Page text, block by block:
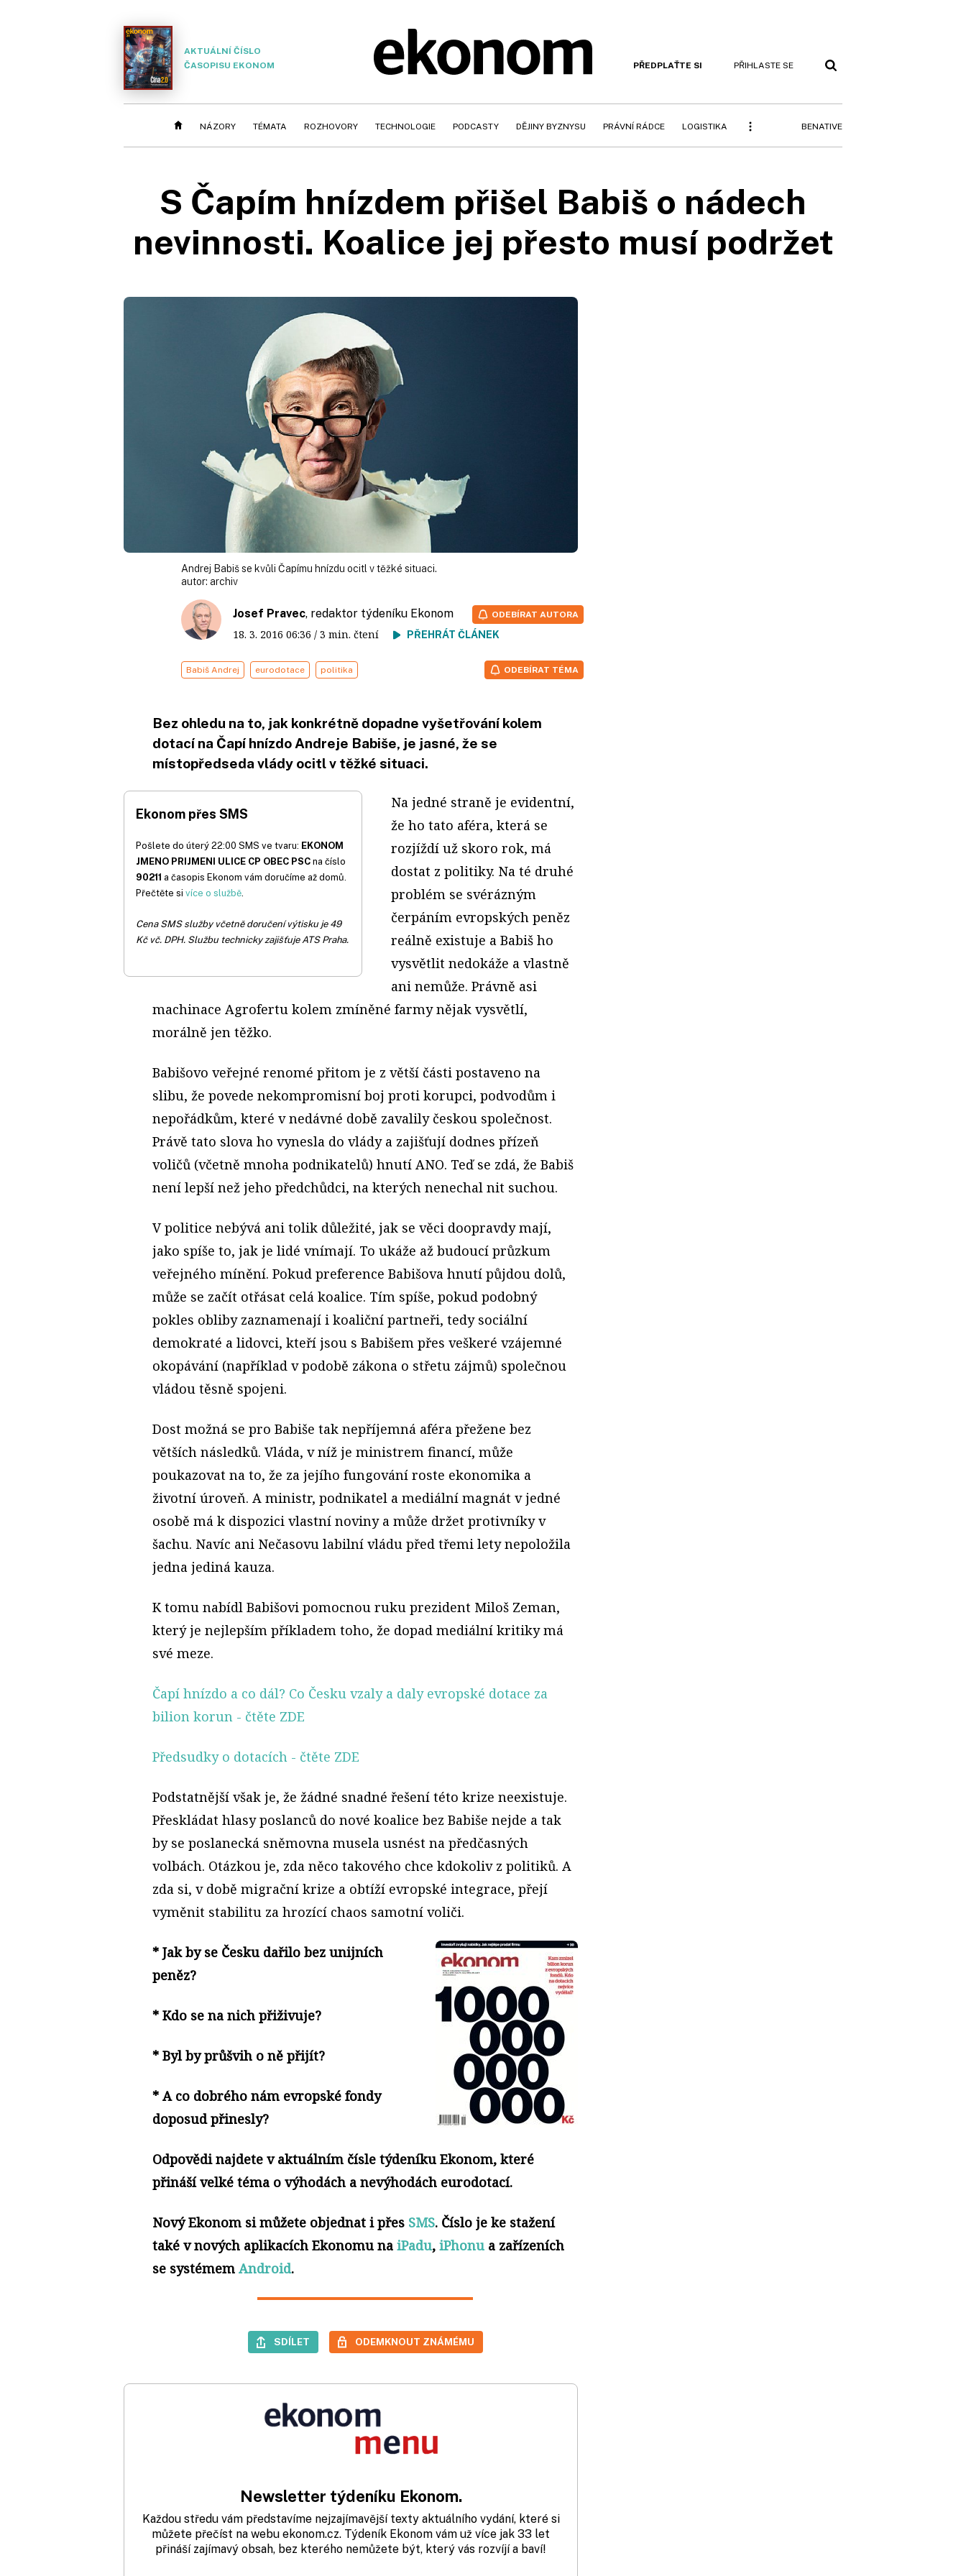
AKTUÁLNÍ ČÍSLO
ČASOPISU EKONOM
PŘEDPLAŤTE SI PŘIHLASTE SE
NÁZORY TÉMATA ROZHOVORY TECHNOLOGIE PODCASTY DĚJINY BYZNYSU PRÁVNÍ RÁDCE LOGISTIKA BENATIVE
S Čapím hnízdem přišel Babiš o nádech
nevinnosti. Koalice jej přesto musí podržet
Andrej Babiš se kvůli Čapímu hnízdu ocitl v těžké situaci.
autor: archiv
Josef Pravec, redaktor týdeníku Ekonom
18. 3. 2016 06:36 / 3 min. čtení PŘEHRÁT ČLÁNEK
ODEBÍRAT AUTORA
Babiš Andrej eurodotace politika ODEBÍRAT TÉMA
Bez ohledu na to, jak konkrétně dopadne vyšetřování kolem
dotací na Čapí hnízdo Andreje Babiše, je jasné, že se
místopředseda vlády ocitl v těžké situaci.
Ekonom přes SMS
Pošlete do úterý 22:00 SMS ve tvaru: EKONOM
JMENO PRIJMENI ULICE CP OBEC PSC na číslo
90211 a časopis Ekonom vám doručíme až domů.
Přečtěte si více o službě
Cena SMS služby včetně doručení výtisku je 49
Kč vč. DPH. Službu technicky zajišťuje ATS Praha.
Na jedné straně je evidentní,
že ho tato aféra, která se
rozjíždí už skoro rok, má
dostat z politiky. Na té druhé
problém se svérázným
čerpáním evropských peněz
reálně existuje a Babiš ho
vysvětlit nedokáže a vlastně
ani nemůže. Právně asi
machinace Agrofertu kolem zmíněné farmy nějak vysvětlí,
morálně jen těžko.
Babišovo veřejné renomé přitom je z větší části postaveno na
slibu, že povede nekompromisní boj proti korupci, podvodům i
nepořádkům, které v nedávné době zavalily českou společnost.
Právě tato slova ho vynesla do vlády a zajišťují dodnes přízeň
voličů (včetně mnoha podnikatelů) hnutí ANO. Teď se zdá, že Babiš
není lepší než jeho předchůdci, na kterých nenechal nit suchou.
V politice nebývá ani tolik důležité, jak se věci doopravdy mají,
jako spíše to, jak je lidé vnímají. To ukáže až budoucí průzkum
veřejného mínění. Pokud preference Babišova hnutí půjdou dolů,
může se začít otřásat celá koalice. Tím spíše, pokud podobný
pokles obliby zaznamenají i koaliční partneři, tedy sociální
demokraté a lidovci, kteří jsou s Babišem přes veškeré vzájemné
okopávání (například v podobě zákona o střetu zájmů) společnou
vládou těsně spojeni.
Dost možná se pro Babiše tak nepříjemná aféra přežene bez
větších následků. Vláda, v níž je ministrem financí, může
poukazovat na to, že za jejího fungování roste ekonomika a
životní úroveň. A ministr, podnikatel a mediální magnát v jedné
osobě má k dispozici vlastní noviny a může držet protivníky v
šachu. Navíc ani Nečasovu labilní vládu před třemi lety nepoložila
jedna jediná kauza.
K tomu nabídl Babišovi pomocnou ruku prezident Miloš Zeman,
který je nejlepším příkladem toho, že dopad mediální kritiky má
své meze.
Čapí hnízdo a co dál? Co Česku vzaly a daly evropské dotace za
bilion korun - čtěte ZDE
Předsudky o dotacích - čtěte ZDE
Podstatnější však je, že žádné snadné řešení této krize neexistuje.
Přeskládat hlasy poslanců do nové koalice bez Babiše nejde a tak
by se poslanecká sněmovna musela usnést na předčasných
volbách. Otázkou je, zda něco takového chce kdokoliv z politiků. A
zda si, v době migrační krize a obtíží evropské integrace, přejí
vyměnit stabilitu za hrozící chaos samotní voliči.
* Jak by se Česku dařilo bez unijních
peněz?
* Kdo se na nich přiživuje?
* Byl by průšvih o ně přijít?
* A co dobrého nám evropské fondy
doposud přinesly?
Odpovědi najdete v aktuálním čísle týdeníku Ekonom, které
přináší velké téma o výhodách a nevýhodách eurodotací.
Nový Ekonom si můžete objednat i přes SMS. Číslo je ke stažení
také v nových aplikacích Ekonomu na iPadu, iPhonu a zařízeních
se systémem Android.
SDÍLET ODEMKNOUT ZNÁMÉMU
Newsletter týdeníku Ekonom.
Každou středu vám představíme nejzajímavější texty aktuálního vydání, které si
můžete přečíst na webu ekonom.cz. Týdeník Ekonom vám už více jak 33 let
přináší zajímavý obsah, bez kterého nemůžete být, který vás rozvíjí a baví!